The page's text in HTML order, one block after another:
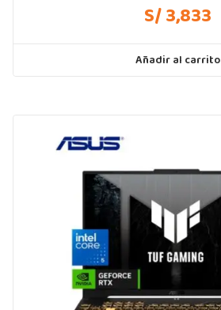
S/ 3,833
Añadir al carrito